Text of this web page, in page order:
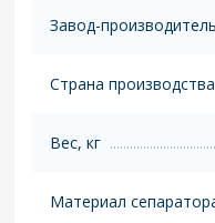
Завод-производитель
Страна производства
Вес, кг
Материал